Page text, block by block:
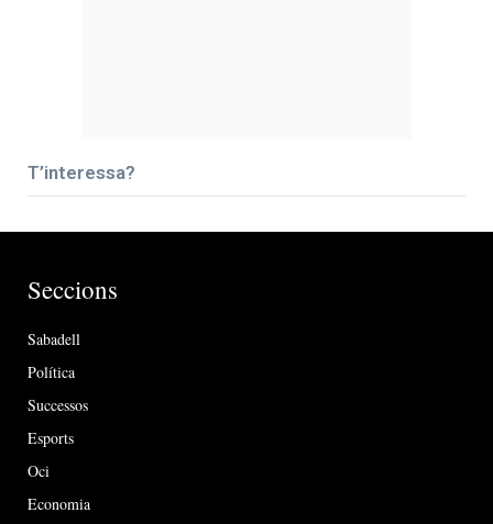
T’interessa?
Seccions
Sabadell
Política
Successos
Esports
Oci
Economia